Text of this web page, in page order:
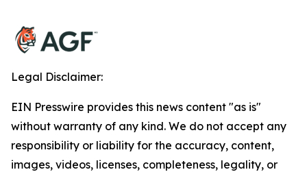
Legal Disclaimer:
EIN Presswire provides this news content "as is"
without warranty of any kind. We do not accept any
responsibility or liability for the accuracy, content,
images, videos, licenses, completeness, legality, or